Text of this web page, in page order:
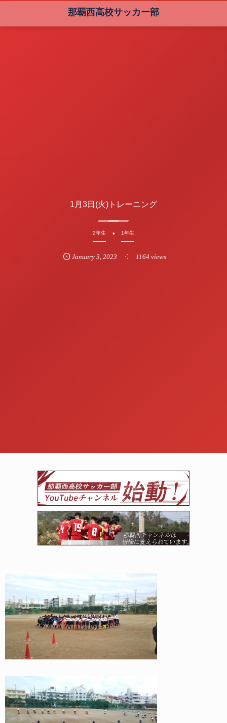
那覇西高校サッカー部
1月3日(火)トレーニング
2年生 1年生
January 3, 2023 1164 views